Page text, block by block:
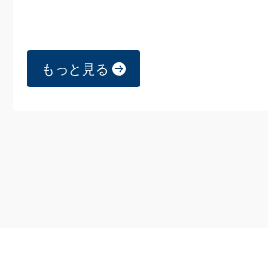
もっと見る